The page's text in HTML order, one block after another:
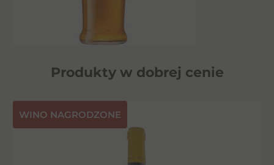
Produkty w dobrej cenie
⁠WINO NAGRODZONE